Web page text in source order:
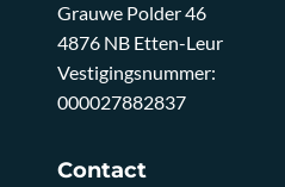
Grauwe Polder 46
4876 NB Etten-Leur
Vestigingsnummer:
000027882837
Contact